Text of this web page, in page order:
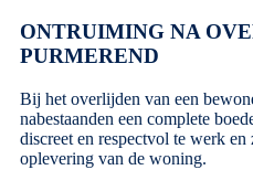
ONTRUIMING NA
PURMEREND
Bij het overlijden van een
nabestaanden een complete
discreet en respectvol te werk en
oplevering van de woning.